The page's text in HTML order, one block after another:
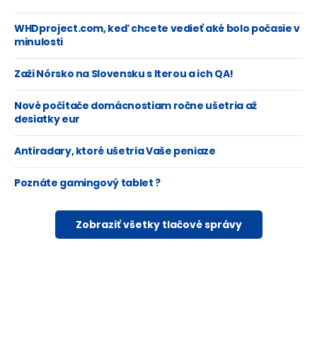
WHDproject.com, keď chcete vedieť aké bolo počasie v
minulosti
Zaži Nórsko na Slovensku s Iterou a ich QA!
Nové počítače domácnostiam ročne ušetria až
desiatky eur
Antiradary, ktoré ušetria Vaše peniaze
Poznáte gamingový tablet ?
Zobraziť všetky tlačové správy